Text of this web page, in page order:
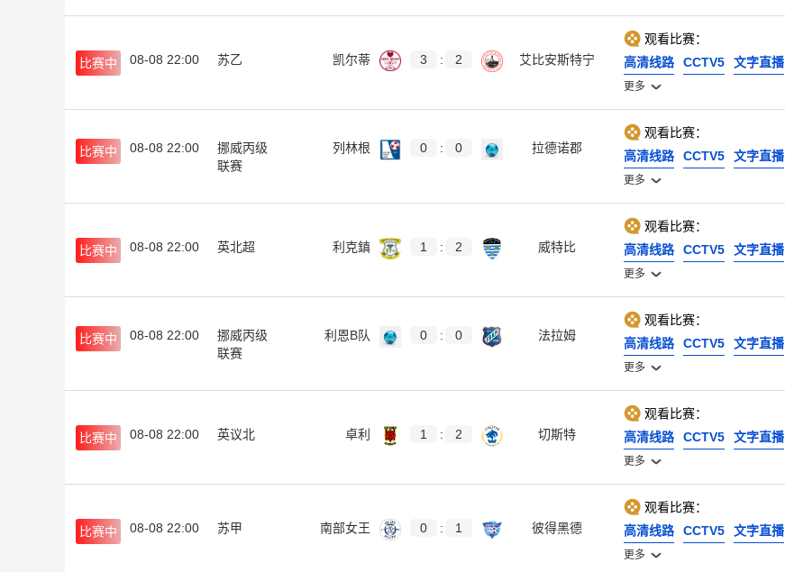
比赛中 08-08 22:00 苏乙 凯尔蒂 3 : 2 艾比安斯特宁
观看比赛：
高清线路
CCTV5 文字直播
更多
比赛中 08-08 22:00
挪威丙级
联赛
列林根 0 : 0 拉德诺郡
观看比赛：
高清线路
CCTV5 文字直播
更多
比赛中 08-08 22:00 英北超 利克鎮 1 : 2 威特比
观看比赛：
高清线路
CCTV5 文字直播
更多
比赛中 08-08 22:00
挪威丙级
联赛
利恩B队 0 : 0 法拉姆
观看比赛：
高清线路
CCTV5 文字直播
更多
比赛中 08-08 22:00 英议北 卓利 1 : 2 切斯特
观看比赛：
高清线路
CCTV5 文字直播
更多
比赛中 08-08 22:00 苏甲 南部女王 0 : 1 彼得黑德
观看比赛：
高清线路
CCTV5 文字直播
更多